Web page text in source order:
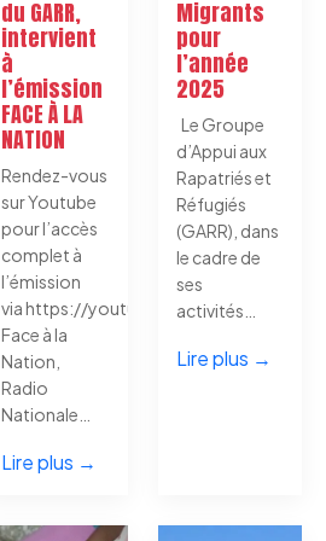
du GARR,
intervient
à
l’émission
FACE À LA
NATION
Rendez-vous
sur Youtube
pour l’accès
complet à
l’émission
via https://youtu.be/2NMYdXV_bFI
Face à la
Nation,
Radio
Nationale…
Lire plus →
Migrants
pour
l’année
2025
Le Groupe
d’Appui aux
Rapatriés et
Réfugiés
(GARR), dans
le cadre de
ses
activités…
Lire plus →